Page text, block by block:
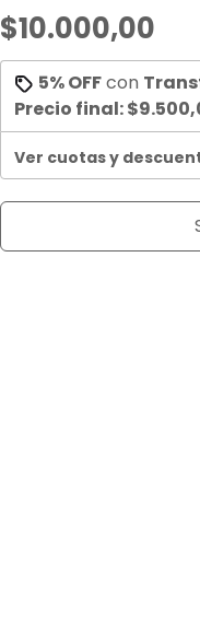
$10.000,00
5% OFFcon
Precio final:
Ver cuotas y